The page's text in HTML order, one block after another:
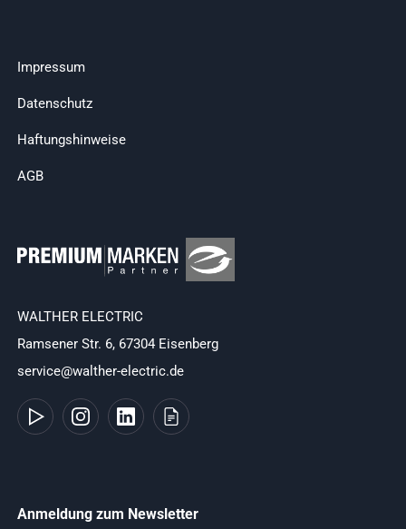
Impressum
Datenschutz
Haftungshinweise
AGB
WALTHER ELECTRIC
Ramsener Str. 6, 67304 Eisenberg
service@walther-electric.de
Anmeldung zum Newsletter